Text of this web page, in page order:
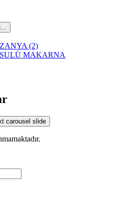
(2)
MAKARNA
carousel slide